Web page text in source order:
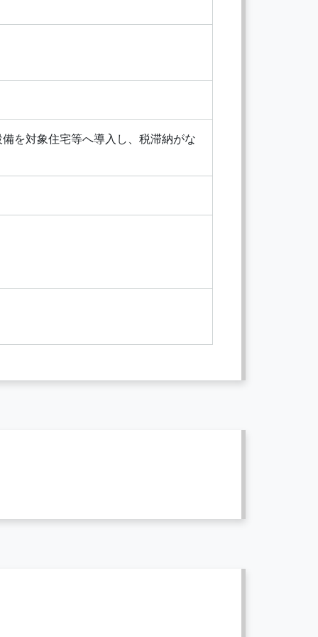
を対象住宅等へ導入し、税滞納がな